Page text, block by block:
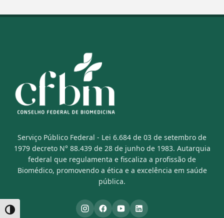
Alternar alto contraste
Serviço Público Federal - Lei 6.684 de 03 de setembro de
1979 decreto N° 88.439 de 28 de junho de 1983. Autarquia
federal que regulamenta e fiscaliza a profissão de
Biomédico, promovendo a ética e a excelência em saúde
pública.